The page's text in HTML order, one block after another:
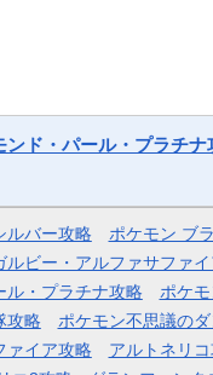
ンド・パール・プラチ
ルバー攻略
ポケモン ブ
ルビー・アルファサファ
ル・プラチナ攻略
ポケ
攻略
ポケモン不思議の
ァイア攻略
アルトネリ